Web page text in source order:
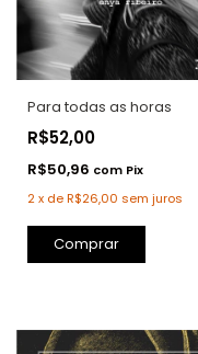
Para todas as horas
R$52,00
R$50,96 com Pix
2x deR$26,00 sem juros
Comprar